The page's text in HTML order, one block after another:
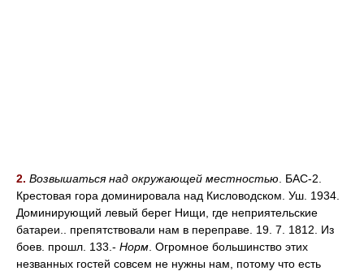
2. Возвышаться над окружающей местностью . БАС-2.
Крестовая гора доминировала над Кисловодском. Уш. 1934.
Доминирующий левый берег Нищи, где неприятельские
батареи.. препятствовали нам в переправе. 19. 7. 1812. Из
боев. прошл. 133.- Норм . Огромное большинство этих
незванных гостей совсем не нужны нам, потому что есть